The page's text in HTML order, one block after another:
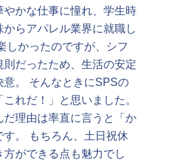
やかな仕事に憧れ、学生時
らアパレル業界に就職し
しかったのですが、シフ
則だったため、生活の安定
意。 そんなときにSPSの
れだ！」と思いました。
だ理由は率直に言うと「か
す。 もちろん、土日祝休
ができる点も魅力でし